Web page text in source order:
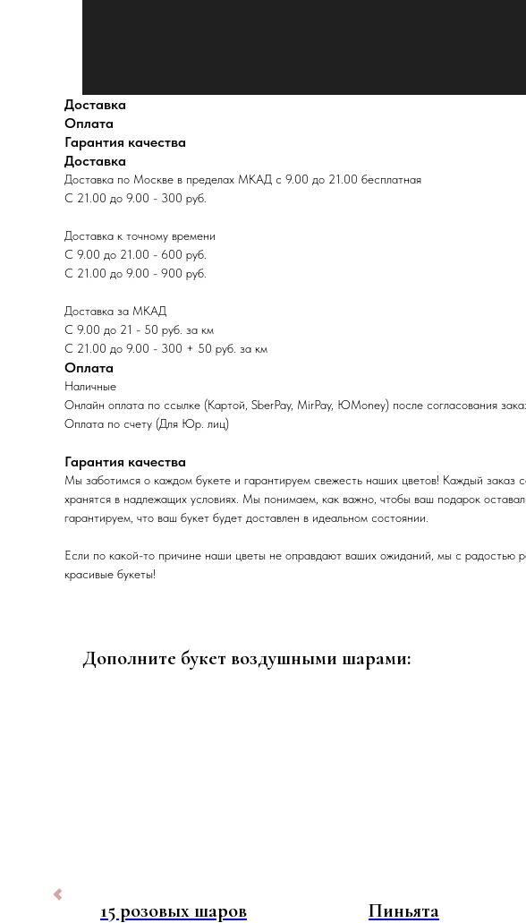
Доставка
Оплата
Гарантия качества
Доставка
Доставка по Москве в пределах МКАД с 9.00 до 21.00 бесплатная
С 21.00 до 9.00 - 300 руб.
Доставка к точному времени
С 9.00 до 21.00 - 600 руб.
С 21.00 до 9.00 - 900 руб.
Доставка за МКАД
С 9.00 до 21 - 50 руб. за км
С 21.00 до 9.00 - 300 + 50 руб. за км
Оплата
Наличные
Онлайн оплата по ссылке (Картой, SberPay, MirPay, ЮMoney) после согласования
Оплата по счету (Для Юр. лиц)
Гарантия качества
Мы заботимся о каждом букете и гарантируем свежесть наших цветов! Каждый
хранятся в надлежащих условиях. Мы понимаем, как важно, чтобы ваш подарок
гарантируем, что ваш букет будет доставлен в идеальном состоянии.
Если по какой-то причине наши цветы не оправдают ваших ожиданий, мы с
красивые букеты!
Дополните букет воздушными шарами:
15 розовых шаров Пиньята